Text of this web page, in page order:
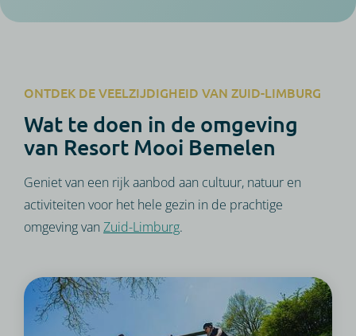
ONTDEK DE VEELZIJDIGHEID VAN ZUID-LIMBURG
Wat te doen in de omgeving
van Resort Mooi Bemelen
Geniet van een rijk aanbod aan cultuur, natuur en
activiteiten voor het hele gezin in de prachtige
omgeving vanZuid-Limburg.